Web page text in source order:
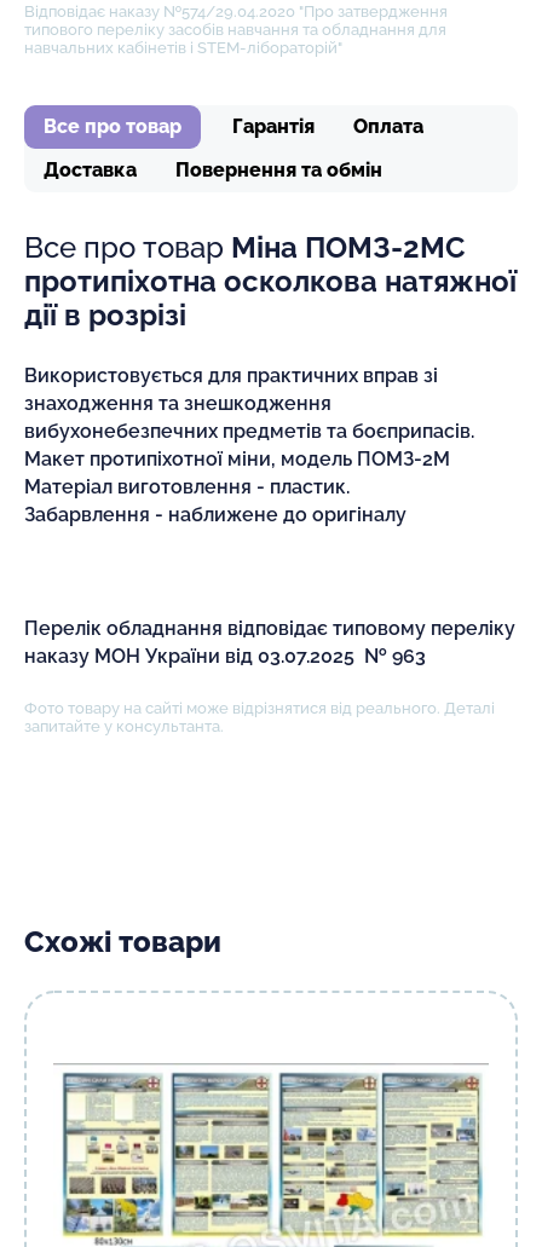
Відповідає наказу №574/29.04.2020 "Про затвердження
типового переліку засобів навчання та обладнання для
навчальних кабінетів і STEM-лібораторій"
Все про товар Гарантія
Оплата
Доставка
Повернення та обмін
Все про товар Міна ПОМЗ-2МС
протипіхотна осколкова натяжної
дії в розрізі
Використовується для практичних вправ зі
знаходження та знешкодження
вибухонебезпечних предметів та боєприпасів.
Макет протипіхотної міни, модель ПОМЗ-2М
Матеріал виготовлення - пластик.
Забарвлення - наближене до оригіналу
Перелік обладнання відповідає типовому переліку
наказу МОН України від 03.07.2025 № 963
Фото товару на сайті може відрізнятися від реального. Деталі
запитайте у консультанта.
Схожі товари